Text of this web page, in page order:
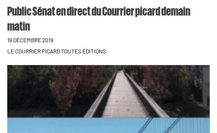
Public Sénat en direct du Courrier picard demain
matin
19 DÉCEMBRE 2019
LE COURRIER PICARD TOUTES ÉDITIONS